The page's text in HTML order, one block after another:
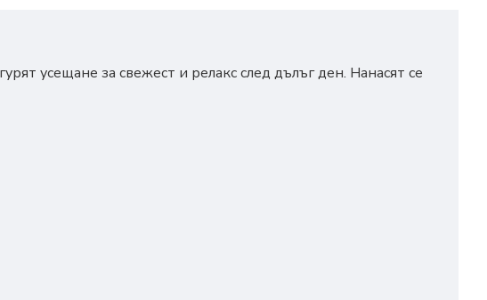
усещане за свежест и релакс след дълъг ден. Нанасят се